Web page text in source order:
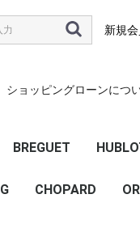
新規
ショッピングローンにつ
BREGUET
ビッグ
クラ
CHOPARD